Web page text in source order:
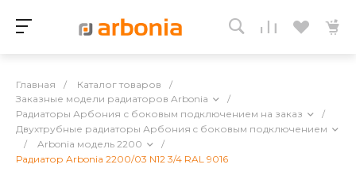
Главная / Каталог товаров
/
Заказные модели радиаторов Arbonia
/
Радиаторы Арбония с боковым подключением на заказ
/
Двухтрубные радиаторы Арбония c боковым подключением
/
Arbonia модель 2200
/
Радиатор Arbonia 2200/03 N12 3/4 RAL 9016